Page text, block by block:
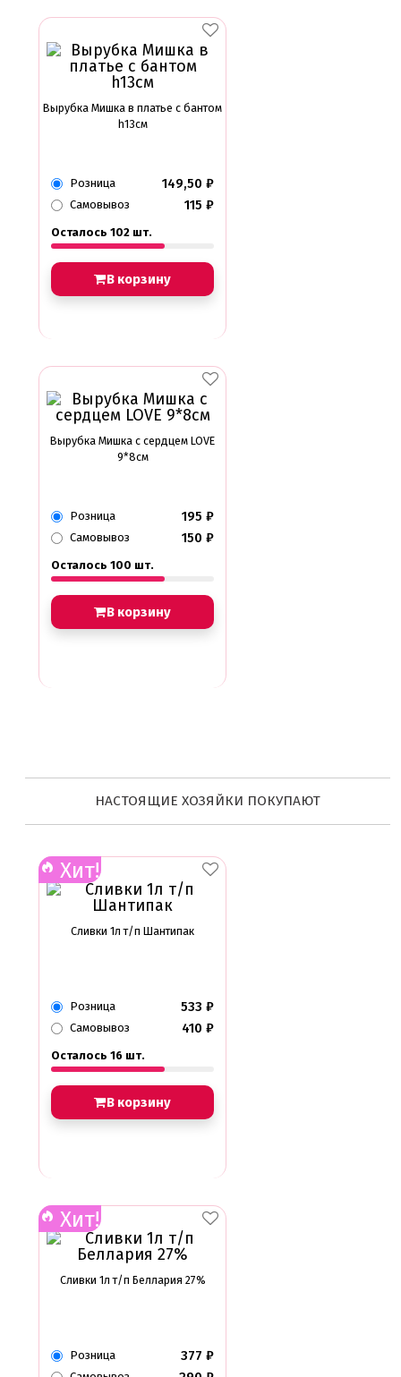
Вырубка Мишка в платье с бантом
h13см
Розница 149,50 ₽
Самовывоз 115 ₽
Осталось 102 шт.
В корзину
Вырубка Мишка с сердцем LOVE
9*8см
Розница 195 ₽
Самовывоз 150 ₽
Осталось 100 шт.
В корзину
НАСТОЯЩИЕ ХОЗЯЙКИ ПОКУПАЮТ
Хит!
Сливки 1л т/п Шантипак
Розница 533 ₽
Самовывоз 410 ₽
Осталось 16 шт.
В корзину
Хит!
Сливки 1л т/п Беллария 27%
Розница 377 ₽